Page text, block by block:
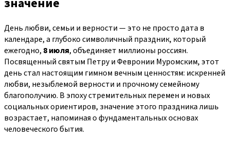
День любви, семьи и верности — это не просто дата в
календаре, а глубоко символичный праздник, который
ежегодно, 8 июля, объединяет миллионы россиян.
Посвященный святым Петру и Февронии Муромским, этот
день стал настоящим гимном вечным ценностям: искренней
любви, незыблемой верности и прочному семейному
благополучию. В эпоху стремительных перемен и новых
социальных ориентиров, значение этого праздника лишь
возрастает, напоминая о фундаментальных основах
человеческого бытия.